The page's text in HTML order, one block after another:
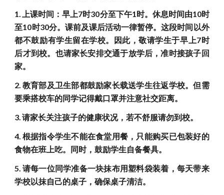
1. 上课时间：早上7时30分至下午1时。休息时间由10时
至10时30分。课前及课后活动一律暂停。这段时间以外
都不鼓励有学生留在学校。因此，敬请学生于早上7时
后才到校。也请家长安排交通于放学后，准时接孩子回
家。
2. 教育部及卫生部都鼓励家长载送学生往返学校。但需
要乘搭校车的同学记得戴口罩并注意社交距离。
3.请家长关注孩子的健康状况，若不舒服请勿到校。
4. 根据指令学生不能在食堂用餐，只能购买已包装好的
食物在班上吃。同时，鼓励学生自备餐具。
5. 请每一位同学准备一块抹布用塑料袋装着，每天带来
学校以抹自己的桌子，确保桌子清洁。